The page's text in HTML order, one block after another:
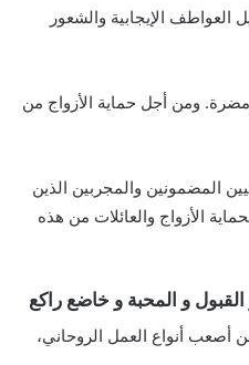
الإيجابية والشعور
ومن أجل حماية الأزواج من
المضمونين والمجربين الذين
الأزواج والعائلات من هذه
و المحبة و خاضع راكع
أصعب أنواع العمل الروحاني،